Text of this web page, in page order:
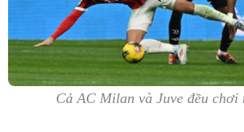
Cả AC Milan và Juve đều chơi